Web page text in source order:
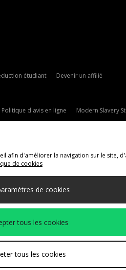
étudiant Devenir un affilié
Politique d'avis en ligne Modern Slavery
afin d'améliorer la navigation sur le site,
de cookies
de cookies
tous les cookies
tous les cookies